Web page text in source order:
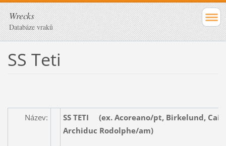
Wrecks
Databáze vraků
SS Teti
Název: SS TETI
(ex. Acoreano/pt, Birkelund,
Archiduc Rodolphe/am)